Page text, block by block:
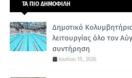
ΤΑ ΠΙΟ ΔΗΜΟΦΙΛΗ
Δημοτικό
λειτουργίας όλο τον
συντήρηση
Ιουλίου 15, 2026